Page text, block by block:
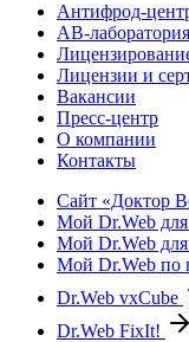
Антифрод-
АВ-лаборатория
Лицензии и
Вакансии
Пресс-центр
О компании
Контакты
Сайт «Доктор
Мой Dr.Web
Мой Dr.Web для
Мой Dr.Web по
Dr.Web vxCube
Dr.Web FixIt!